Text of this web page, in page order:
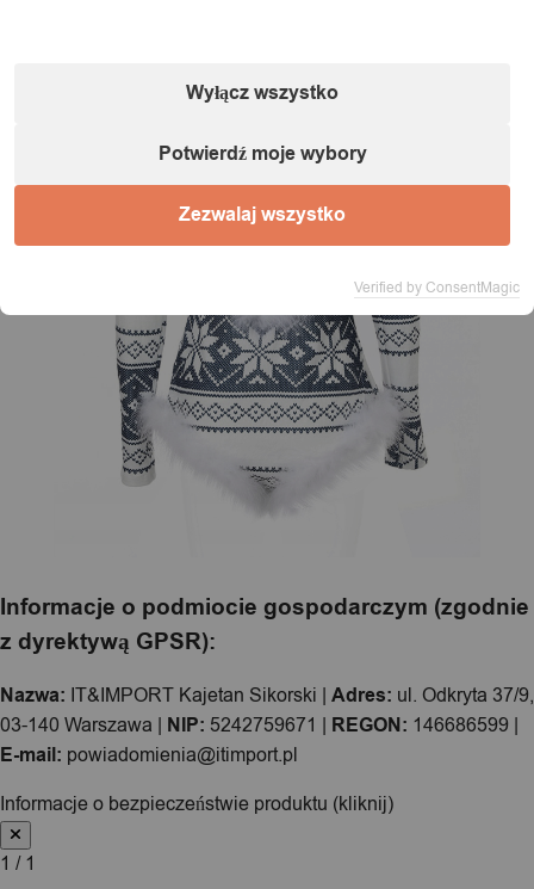
Informacje o podmiocie gospodarczym (zgodnie
z dyrektywą GPSR):
Nazwa: IT&IMPORT Kajetan Sikorski | Adres: ul. Odkryta 37/9,
03-140 Warszawa | NIP: 5242759671 | REGON: 146686599 |
E-mail: powiadomienia@itimport.pl
Informacje o bezpieczeństwie produktu (kliknij)
1 / 1
Wyłącz wszystko
Potwierdź moje wybory
Zezwalaj wszystko
Verified by ConsentMagic